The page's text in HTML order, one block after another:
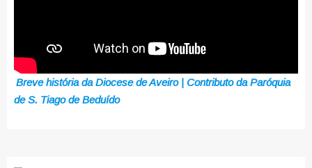
Breve história da Diocese de Aveiro | Contributo da Paróquia
de S. Tiago de Beduído